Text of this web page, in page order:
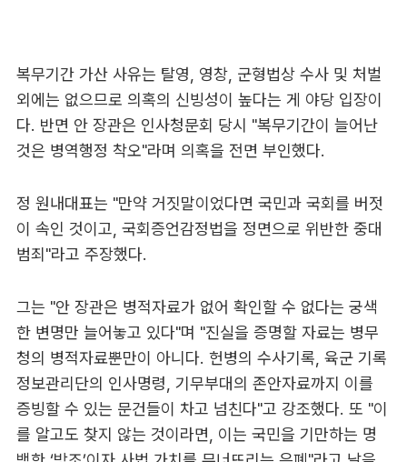
복무기간 가산 사유는 탈영, 영창, 군형법상 수사 및 처벌
외에는 없으므로 의혹의 신빙성이 높다는 게 야당 입장이
다. 반면 안 장관은 인사청문회 당시 "복무기간이 늘어난
것은 병역행정 착오"라며 의혹을 전면 부인했다.
정 원내대표는 "만약 거짓말이었다면 국민과 국회를 버젓
이 속인 것이고, 국회증언감정법을 정면으로 위반한 중대
범죄"라고 주장했다.
그는 "안 장관은 병적자료가 없어 확인할 수 없다는 궁색
한 변명만 늘어놓고 있다"며 "진실을 증명할 자료는 병무
청의 병적자료뿐만이 아니다. 헌병의 수사기록, 육군 기록
정보관리단의 인사명령, 기무부대의 존안자료까지 이를
증빙할 수 있는 문건들이 차고 넘친다"고 강조했다. 또 "이
를 알고도 찾지 않는 것이라면, 이는 국민을 기만하는 명